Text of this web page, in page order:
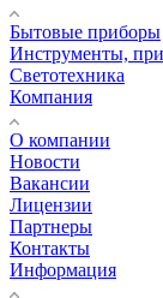
Бытовые приборы
Инструменты,
Светотехника
Компания
О компании
Новости
Вакансии
Лицензии
Партнеры
Контакты
Информация